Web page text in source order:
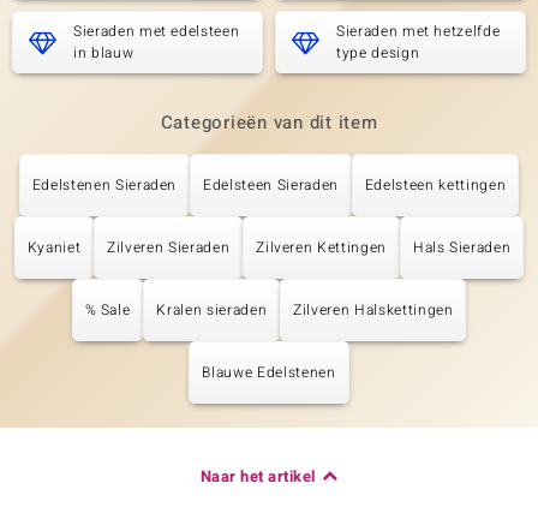
Sieraden met edelsteen
in blauw
Sieraden met hetzelfde
type design
Categorieën van dit item
Edelstenen Sieraden Edelsteen Sieraden Edelsteen kettingen
Kyaniet Zilveren Sieraden Zilveren Kettingen Hals Sieraden
% Sale Kralen sieraden Zilveren Halskettingen
Blauwe Edelstenen
Naar het artikel